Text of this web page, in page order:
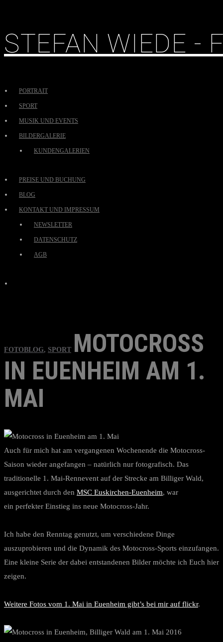
STEFAN WIEDE -
PORTRAIT
SPORT
MUSIK UND EVENTS
BILDERGALERIE
KUNDENGALERIEN
PREISE UND BUCHUNG
BLOG
KONTAKT UND IMPRESSUM
NEWSLETTER
DATENSCHUTZ
AGB
FOTOBLOG, SPORT MOTOCROSS
IN EUENHEIM AM 1.
MAI
Auch für mich hat am vergangenen Wochenende die Motocross-
Saison wieder angefangen – natürlich nur fotografisch. Das
traditionelle 1. Mai-Rennevent auf der Strecke am Billiger Wald,
ausgerichtet durch den MSC Euskirchen-Euenheim, war
ein perfekter Einstieg ins neue Motocross-Jahr.
Ich habe den Renntag genutzt, um verschiedene Dinge
auszuprobieren und die Dynamik des Motocross-Sports einzufangen.
Eine kleine Serie der dabei entstandenen Bilder möchte ich Euch hier
zeigen.
Weitere Fotos vom 1. Mai in Euenheim gibt’s bei mir auf flickr.